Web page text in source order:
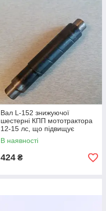
Вал L-152 знижуючої
шестерні КПП мототрактора
12-15 лс, що підвищує
В наявності
424 ₴